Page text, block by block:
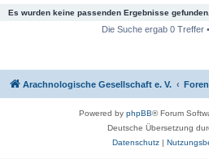
Es wurden keine passenden Ergebnisse gefunden.
Die Suche ergab 0 Treffer
Arachnologische Gesellschaft e. V.
Powered by phpBB® Forum
Deutsche Übersetzung
Datenschutz|